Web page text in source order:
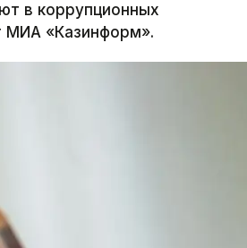
в коррупционных
МИА «Казинформ».